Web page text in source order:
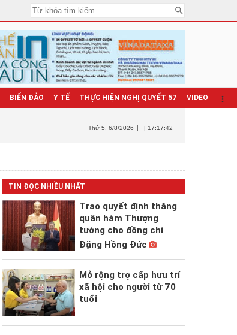
BIỂN ĐẢO Y TẾ THỰC HIỆN NGHỊ QUYẾT 57 VIDEO
Thứ 5 , 6/8/2026 | 17:17:43
TIN ĐỌC NHIỀU NHẤT
Trao quyết định thăng
quân hàm Thượng
tướng cho đồng chí
Đặng Hồng Đức
Mở rộng trợ cấp hưu trí
xã hội cho người từ 70
tuổi